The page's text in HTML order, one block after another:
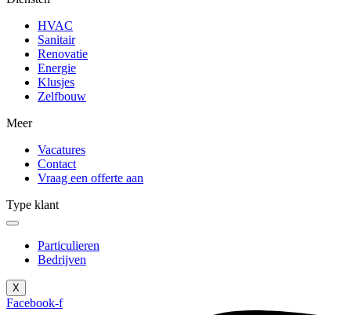
HVAC
Sanitair
Renovatie
Energie
Klusjes
Zelfbouw
Meer
Vacatures
Contact
Vraag een offerte aan
Type klant
Particulieren
Bedrijven
X
Facebook-f